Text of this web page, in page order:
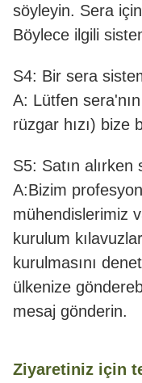
söyleyin. Sera
Böylece ilgili
S4: Bir sera
A: Lütfen
rüzgar hızı) bize
S5: Satın
A:Bizim
mühendislerimiz
kurulum
kurulmasını
ülkenize
mesaj gönderin.
Ziyaretiniz için